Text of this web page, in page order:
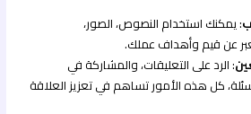
: يمكنك استخدام النصوص، الصور،
عن قيم وأهداف عملك.
: الرد على التعليقات، والمشاركة في
كل هذه الأمور تساهم في تعزيز العلاقة